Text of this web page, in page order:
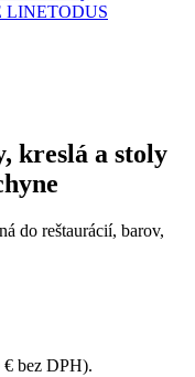
LINETODUS
kreslá a stoly
do reštaurácií, barov,
€ bez DPH).